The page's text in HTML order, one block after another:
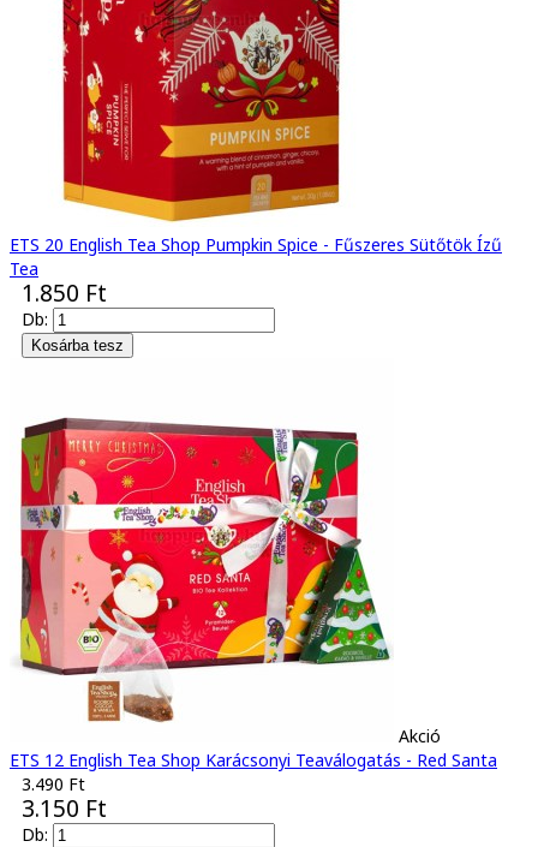
ETS 20 English Tea Shop Pumpkin Spice - Fűszeres Sütőtök Ízű
Tea
1.850 Ft
Db:
Akció
ETS 12 English Tea Shop Karácsonyi Teaválogatás - Red Santa
3.490 Ft
3.150 Ft
Db: